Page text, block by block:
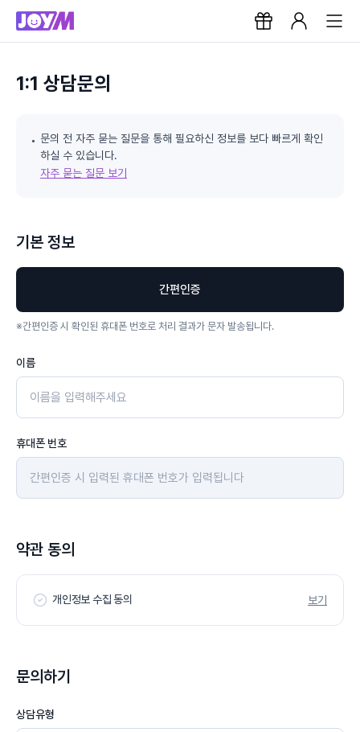
1:1 상담문의
문의 전 자주 묻는 질문을 통해 필요하신 정보를 보다 빠르게 확인
하실 수 있습니다.
자주 묻는 질문 보기
기본 정보
간편인증
※간편인증 시 확인된 휴대폰 번호로 처리 결과가 문자 발송됩니다.
이름
휴대폰 번호
약관 동의
개인정보 수집 동의 보기
문의하기
상담유형